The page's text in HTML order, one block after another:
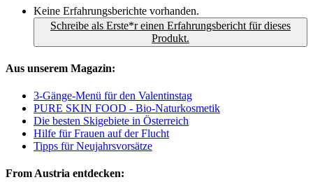
Keine Erfahrungsberichte vorhanden.
Schreibe als Erste*r einen Erfahrungsbericht für dieses
Produkt.
Aus unserem Magazin:
3-Gänge-Menü für den Valentinstag
PURE SKIN FOOD - Bio-Naturkosmetik
Die besten Skigebiete in Österreich
Hilfe für Frauen auf der Flucht
Tipps für Neujahrsvorsätze
From Austria entdecken: